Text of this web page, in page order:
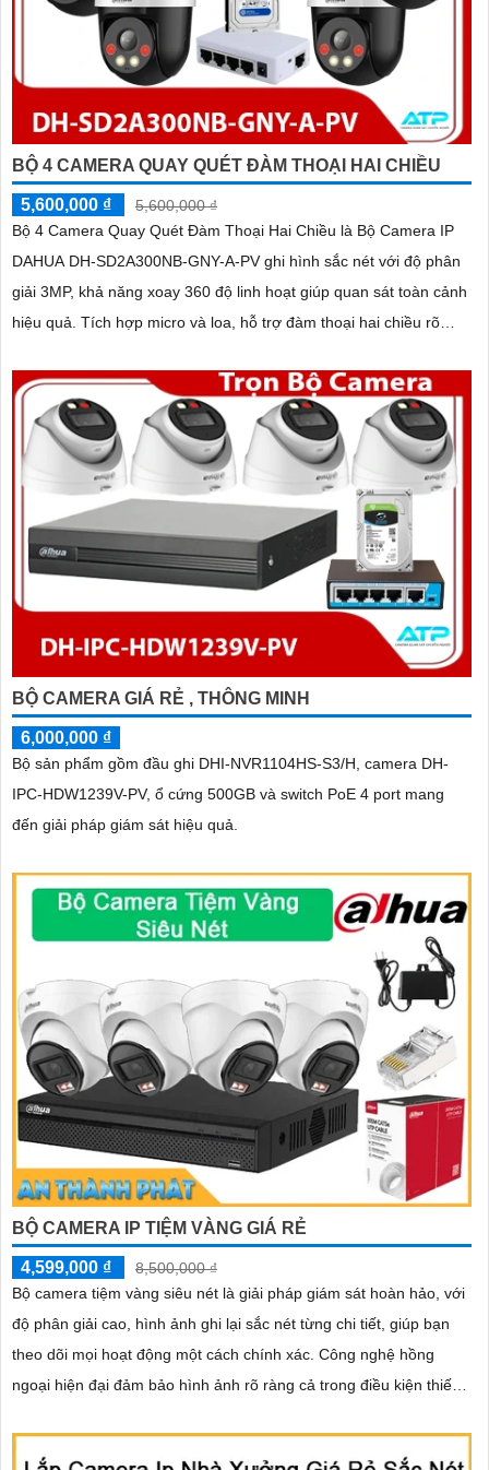
BỘ 4 CAMERA QUAY QUÉT ĐÀM THOẠI HAI CHIỀU
5,600,000 ₫
5,600,000 ₫
Bộ 4 Camera Quay Quét Đàm Thoại Hai Chiều là Bộ Camera IP
DAHUA DH-SD2A300NB-GNY-A-PV ghi hình sắc nét với độ phân
giải 3MP, khả năng xoay 360 độ linh hoạt giúp quan sát toàn cảnh
hiệu quả. Tích hợp micro và loa, hỗ trợ đàm thoại hai chiều rõ
BỘ CAMERA GIÁ RẺ , THÔNG MINH
6,000,000 ₫
Bộ sản phẩm gồm đầu ghi DHI-NVR1104HS-S3/H, camera DH-
IPC-HDW1239V-PV, ổ cứng 500GB và switch PoE 4 port mang
đến giải pháp giám sát hiệu quả.
BỘ CAMERA IP TIỆM VÀNG GIÁ RẺ
4,599,000 ₫
8,500,000 ₫
Bộ camera tiệm vàng siêu nét là giải pháp giám sát hoàn hảo, với
độ phân giải cao, hình ảnh ghi lại sắc nét từng chi tiết, giúp bạn
theo dõi mọi hoạt động một cách chính xác. Công nghệ hồng
ngoại hiện đại đảm bảo hình ảnh rõ ràng cả trong điều kiện thiếu